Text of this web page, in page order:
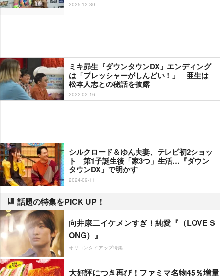
2025-12-30
ミキ昴生『ダウンタウンDX』エンディング
は「プレッシャーがしんどい！」 亜生は
松本人志との秘話を披露
2022-02-16
シルクロード＆ゆん夫妻、テレビ初2ショッ
ト 第1子誕生後「家3つ」生活…『ダウン
タウンDX』で明かす
2024-09-11
話題の特集をPICK UP！
向井康二イケメンすぎ！純愛『（LOVE S
ONG）』
オリコンタイアップ特集
大好評につき再び！ファミマ名物45％増量